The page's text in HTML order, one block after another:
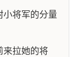
将军的分量
来拉她的将